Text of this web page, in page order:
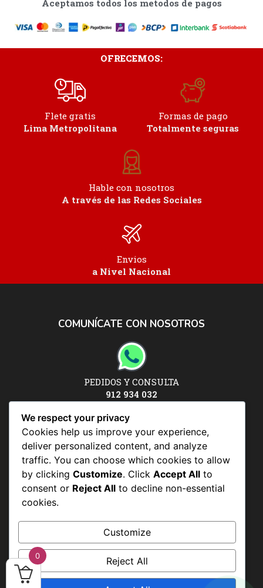
Aceptamos todos los metodos de pagos
OFRECEMOS:
Flete gratis
Lima Metropolitana
Formas de pago
Totalmente seguras
Hable con nosotros
A través de las Redes Sociales
Envios
a Nivel Nacional
COMUNÍCATE CON NOSOTROS
PEDIDOS Y CONSULTA
912 934 032
Síguenos en:
POLÍTICAS Y CONDICIONES
Políticas y condiciones
Política de datos personales
We respect your privacy
Cookies help us improve your experience,
deliver personalized content, and analyze
traffic. You can choose which cookies to allow
by clicking Customize. Click Accept All to
consent or Reject All to decline non-essential
cookies.
Customize
Reject All
0